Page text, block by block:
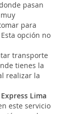
pasan
para
opción no
transporte
tienes la
realizar la
Lima
este servicio